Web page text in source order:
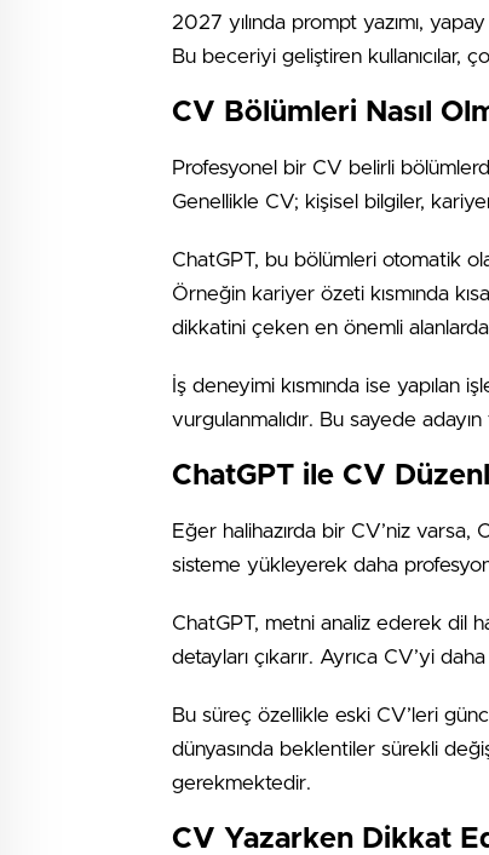
2027 yılında prompt yazımı,
Bu beceriyi geliştiren kullanıcılar,
CV Bölümleri Nasıl
Profesyonel bir CV belirli
Genellikle CV; kişisel bilgiler,
ChatGPT, bu bölümleri otomatik
Örneğin kariyer özeti kısmında
dikkatini çeken en önemli
İş deneyimi kısmında ise yapılan
vurgulanmalıdır. Bu sayede
ChatGPT ile CV
Eğer halihazırda bir CV’niz
sisteme yükleyerek daha
ChatGPT, metni analiz ederek dil
detayları çıkarır. Ayrıca CV’yi
Bu süreç özellikle eski CV’leri
dünyasında beklentiler sürekli
gerekmektedir.
CV Yazarken Dikkat